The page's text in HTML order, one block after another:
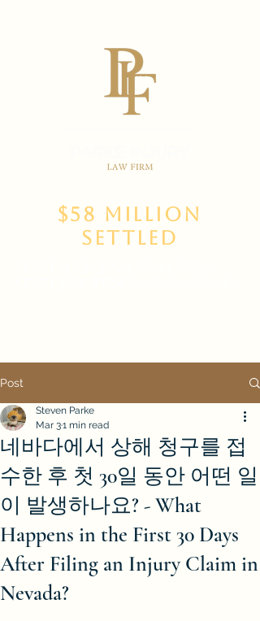
$58 Million
Settled
Post
네바다에서 상해 청구를 접
수한 후 첫 30일 동안 어떤 일
이 발생하나요? - What
Happens in the First 30 Days
After Filing an Injury Claim in
Nevada?
Steven Parke
Mar 31 min read